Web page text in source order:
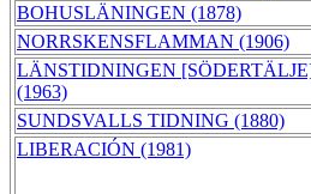
BOHUSLÄNINGEN (1878)
NORRSKENSFLAMMAN (1906)
LÄNSTIDNINGEN
(1963)
SUNDSVALLS TIDNING (1880)
LIBERACIÓN (1981)